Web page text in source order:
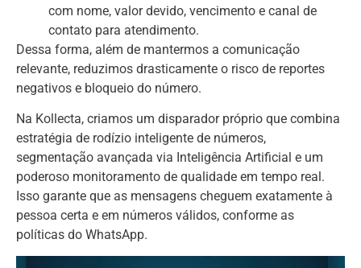
com nome, valor devido, vencimento e canal de
contato para atendimento.
Dessa forma, além de mantermos a comunicação
relevante, reduzimos drasticamente o risco de reportes
negativos e bloqueio do número.
Na Kollecta, criamos um disparador próprio que combina
estratégia de rodízio inteligente de números,
segmentação avançada via Inteligência Artificial e um
poderoso monitoramento de qualidade em tempo real.
Isso garante que as mensagens cheguem exatamente à
pessoa certa e em números válidos, conforme as
políticas do WhatsApp.